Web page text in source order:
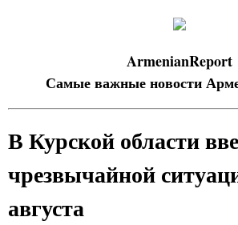
ArmenianReport
Самые важные новости
В Курской области
чрезвычайной
августа